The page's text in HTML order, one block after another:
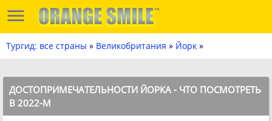
Тургид: все страны » Великобритания » Йорк »
ДОСТОПРИМЕЧАТЕЛЬНОСТИ ЙОРКА - ЧТО ПОСМОТРЕТЬ
В 2022-М